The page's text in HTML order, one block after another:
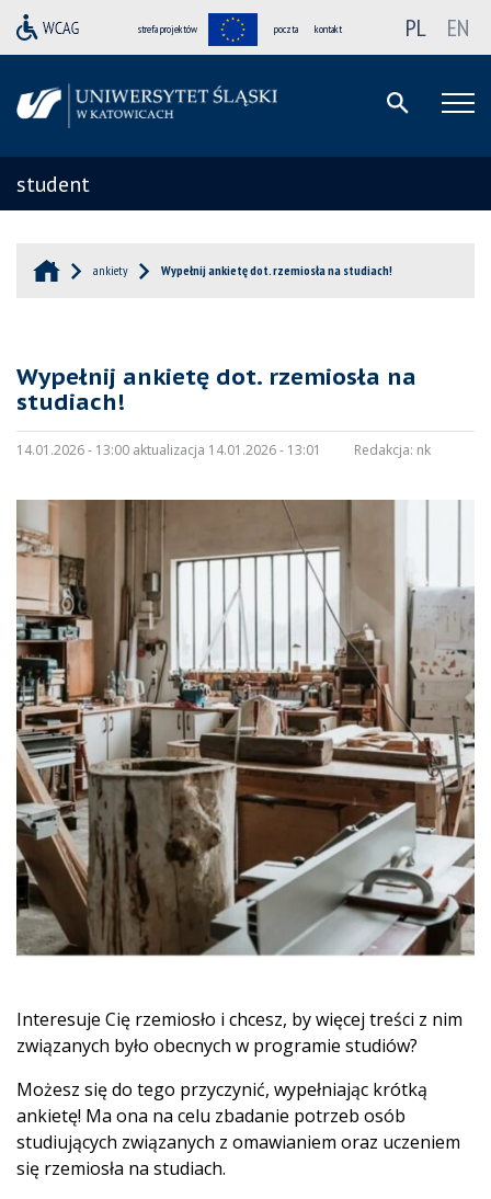
strefa projektów poczta kontakt PL EN
student
ankiety Wypełnij ankietę dot. rzemiosła na studiach!
Wypełnij ankietę dot. rzemiosła na
studiach!
14.01.2026 - 13:00 aktualizacja 14.01.2026 - 13:01 Redakcja: nk
Interesuje Cię rzemiosło i chcesz, by więcej treści z nim
związanych było obecnych w programie studiów?
Możesz się do tego przyczynić, wypełniając krótką
ankietę! Ma ona na celu zbadanie potrzeb osób
studiujących związanych z omawianiem oraz uczeniem
się rzemiosła na studiach.